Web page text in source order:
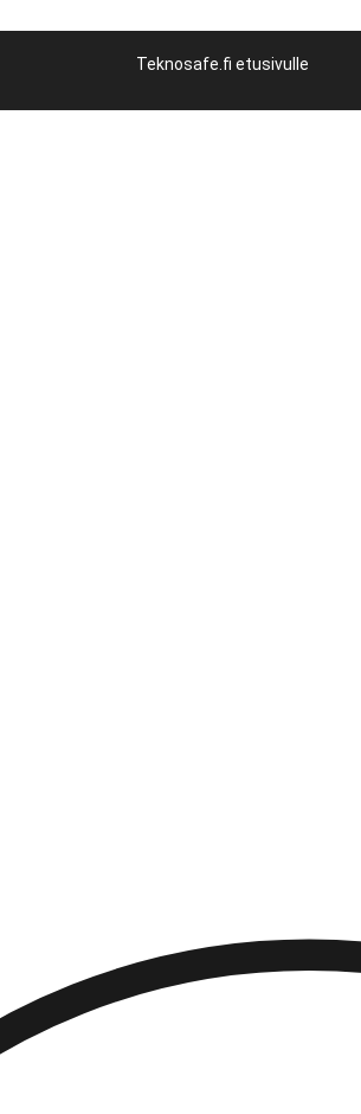
Teknosafe.fi etusivulle